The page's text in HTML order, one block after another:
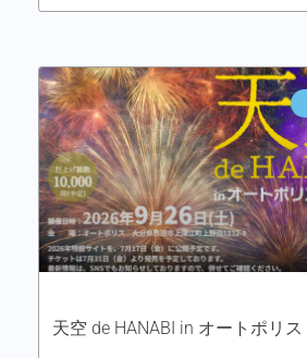
天空 de HANABI in オートポリス